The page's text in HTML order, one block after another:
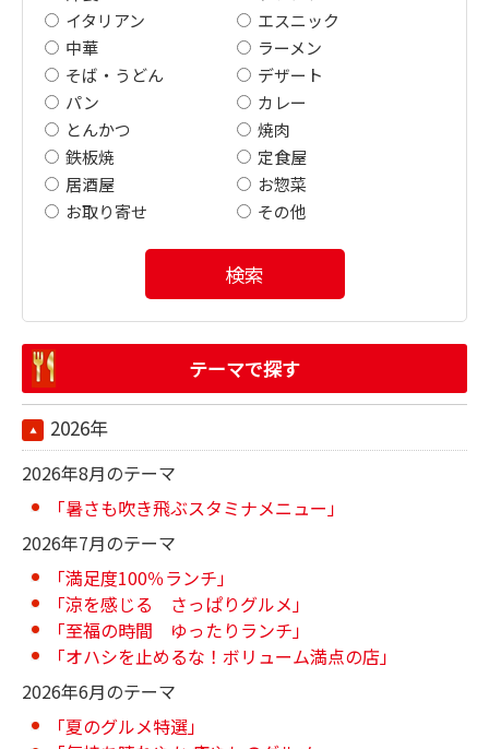
イタリアン
エスニック
中華
ラーメン
そば・うどん
デザート
パン
カレー
とんかつ
焼肉
鉄板焼
定食屋
居酒屋
お惣菜
お取り寄せ
その他
検索
テーマで探す
2026年
2026年8月のテーマ
「暑さも吹き飛ぶスタミナメニュー」
2026年7月のテーマ
「満足度100％ランチ」
「涼を感じる さっぱりグルメ」
「至福の時間 ゆったりランチ」
「オハシを止めるな！ボリューム満点の店」
2026年6月のテーマ
「夏のグルメ特選」